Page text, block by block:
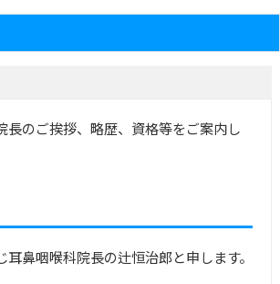
長のご挨拶、略歴、資格等をご案内し
耳鼻咽喉科院長の辻恒治郎と申します。